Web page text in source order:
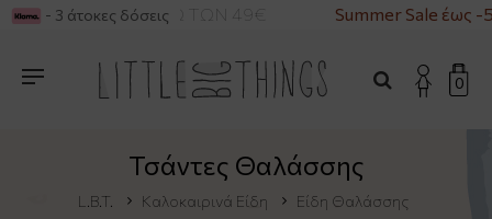
ΓΙΑ ΑΓΟΡΕΣ ΑΝΩ ΤΩΝ 49€ Summer Sale έως -
- 3 άτοκες δόσεις
0
Τσάντες Θαλάσσης
L.B.T. Καλοκαιρινά Είδη
Είδη Θαλάσσης